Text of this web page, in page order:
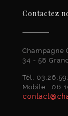
Contactez
Champagne
34 - 58
Tél.
Mobile :